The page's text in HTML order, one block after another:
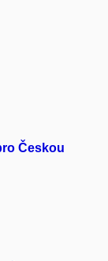
Českou